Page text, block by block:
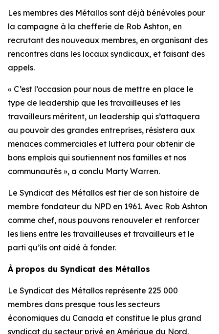
Les membres des Métallos sont déjà bénévoles pour
la campagne à la chefferie de Rob Ashton, en
recrutant des nouveaux membres, en organisant des
rencontres dans les locaux syndicaux, et faisant des
appels.
« C’est l’occasion pour nous de mettre en place le
type de leadership que les travailleuses et les
travailleurs méritent, un leadership qui s’attaquera
au pouvoir des grandes entreprises, résistera aux
menaces commerciales et luttera pour obtenir de
bons emplois qui soutiennent nos familles et nos
communautés », a conclu Marty Warren.
Le Syndicat des Métallos est fier de son histoire de
membre fondateur du NPD en 1961. Avec Rob Ashton
comme chef, nous pouvons renouveler et renforcer
les liens entre les travailleuses et travailleurs et le
parti qu’ils ont aidé à fonder.
À propos du Syndicat des Métallos
Le Syndicat des Métallos représente 225 000
membres dans presque tous les secteurs
économiques du Canada et constitue le plus grand
syndicat du secteur privé en Amérique du Nord,